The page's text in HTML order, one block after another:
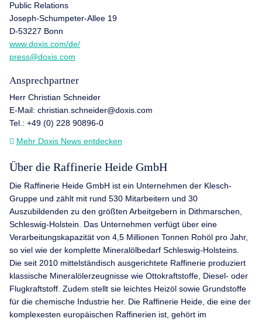
Public Relations
Joseph-Schumpeter-Allee 19
D-53227 Bonn
www.doxis.com/de/
press@doxis.com
Ansprechpartner
Herr Christian Schneider
E-Mail: christian.schneider@doxis.com
Tel.: +49 (0) 228 90896-0
Mehr Doxis News entdecken
Über die Raffinerie Heide GmbH
Die Raffinerie Heide GmbH ist ein Unternehmen der Klesch-
Gruppe und zählt mit rund 530 Mitarbeitern und 30
Auszubildenden zu den größten Arbeitgebern in Dithmarschen,
Schleswig-Holstein. Das Unternehmen verfügt über eine
Verarbeitungskapazität von 4,5 Millionen Tonnen Rohöl pro Jahr,
so viel wie der komplette Mineralölbedarf Schleswig-Holsteins.
Die seit 2010 mittelständisch ausgerichtete Raffinerie produziert
klassische Mineralölerzeugnisse wie Ottokraftstoffe, Diesel- oder
Flugkraftstoff. Zudem stellt sie leichtes Heizöl sowie Grundstoffe
für die chemische Industrie her. Die Raffinerie Heide, die eine der
komplexesten europäischen Raffinerien ist, gehört im